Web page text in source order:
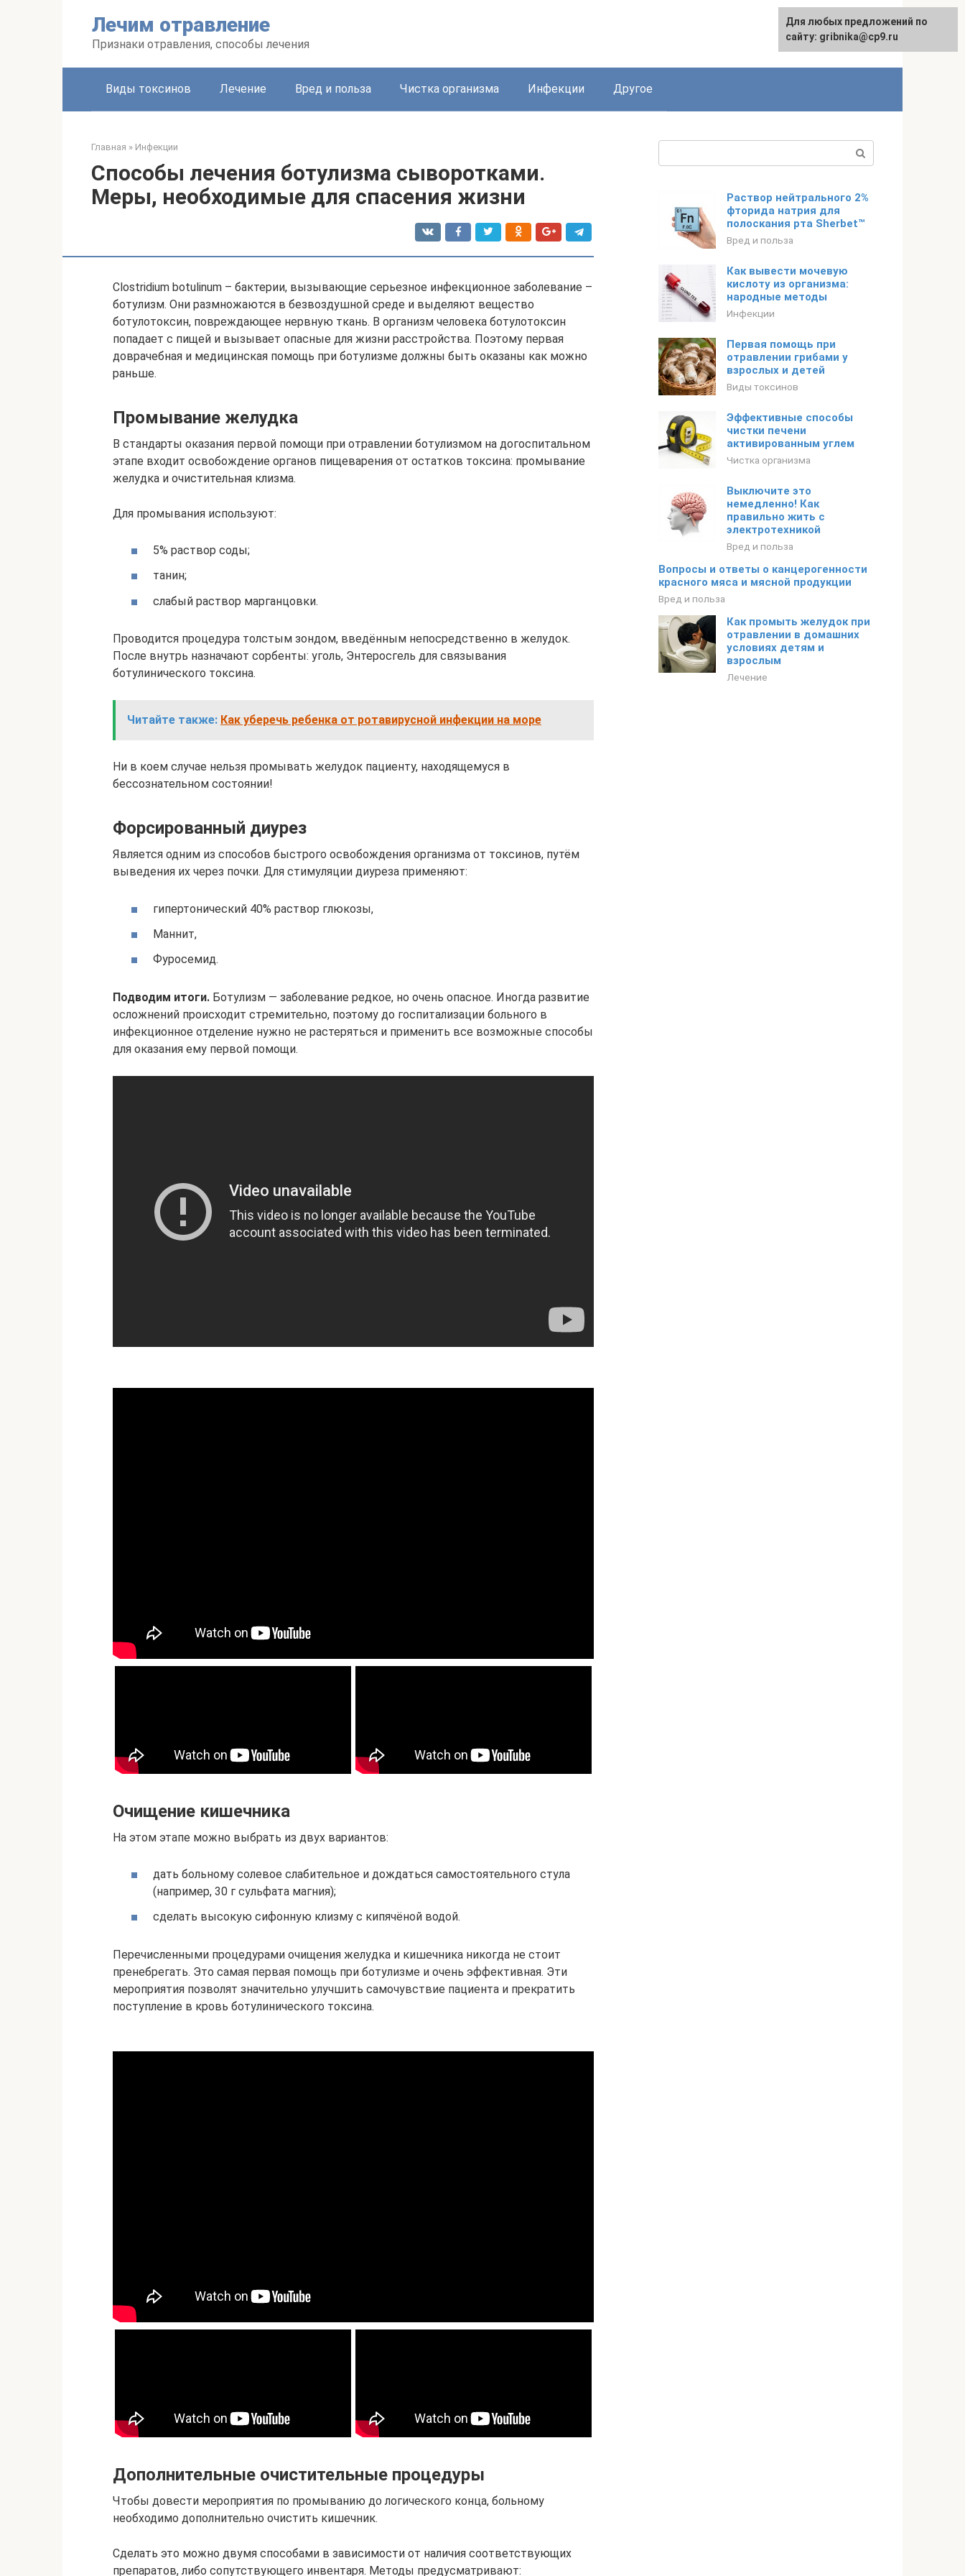
Лечим отравление
Признаки отравления, способы лечения
English
Виды токсинов Лечение Вред и польза Чистка организма Инфекции Другое
Главная » Инфекции
Способы лечения ботулизма сыворотками.
Меры, необходимые для спасения жизни
Clostridium botulinum – бактерии, вызывающие серьезное инфекционное заболевание –
ботулизм. Они размножаются в безвоздушной среде и выделяют вещество
ботулотоксин, повреждающее нервную ткань. В организм человека ботулотоксин
попадает с пищей и вызывает опасные для жизни расстройства. Поэтому первая
доврачебная и медицинская помощь при ботулизме должны быть оказаны как можно
раньше.
Промывание желудка
В стандарты оказания первой помощи при отравлении ботулизмом на догоспитальном
этапе входит освобождение органов пищеварения от остатков токсина: промывание
желудка и очистительная клизма.
Для промывания используют:
5% раствор соды;
танин;
слабый раствор марганцовки.
Проводится процедура толстым зондом, введённым непосредственно в желудок.
После внутрь назначают сорбенты: уголь, Энтеросгель для связывания
ботулинического токсина.
Читайте также: Как уберечь ребенка от ротавирусной инфекции на море
Ни в коем случае нельзя промывать желудок пациенту, находящемуся в
бессознательном состоянии!
Форсированный диурез
Является одним из способов быстрого освобождения организма от токсинов, путём
выведения их через почки. Для стимуляции диуреза применяют:
гипертонический 40% раствор глюкозы,
Маннит,
Фуросемид.
Подводим итоги. Ботулизм — заболевание редкое, но очень опасное. Иногда развитие
осложнений происходит стремительно, поэтому до госпитализации больного в
инфекционное отделение нужно не растеряться и применить все возможные способы
для оказания ему первой помощи.
Очищение кишечника
На этом этапе можно выбрать из двух вариантов:
дать больному солевое слабительное и дождаться самостоятельного стула
(например, 30 г сульфата магния);
сделать высокую сифонную клизму с кипячёной водой.
Перечисленными процедурами очищения желудка и кишечника никогда не стоит
пренебрегать. Это самая первая помощь при ботулизме и очень эффективная. Эти
мероприятия позволят значительно улучшить самочувствие пациента и прекратить
поступление в кровь ботулинического токсина.
Дополнительные очистительные процедуры
Чтобы довести мероприятия по промыванию до логического конца, больному
необходимо дополнительно очистить кишечник.
Сделать это можно двумя способами в зависимости от наличия соответствующих
препаратов, либо сопутствующего инвентаря. Методы предусматривают:
Раствор нейтрального 2%
фторида натрия для
полоскания рта Sherbet™
Вред и польза
Как вывести мочевую
кислоту из организма:
народные методы
Инфекции
Первая помощь при
отравлении грибами у
взрослых и детей
Виды токсинов
Эффективные способы
чистки печени
активированным углем
Чистка организма
Выключите это
немедленно! Как
правильно жить с
электротехникой
Вред и польза
Вопросы и ответы о канцерогенности
красного мяса и мясной продукции
Вред и польза
Как промыть желудок при
отравлении в домашних
условиях детям и
взрослым
Лечение
Для любых предложений по
сайту: gribnika@cp9.ru